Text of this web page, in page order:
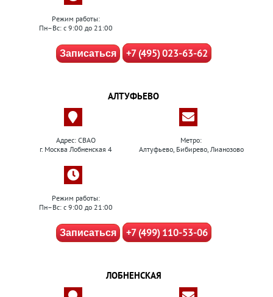
Режим работы:
Пн–Вс: с 9:00 до 21:00
Записаться +7 (495) 023-63-62
АЛТУФЬЕВО
Адрес: СВАО
г. Москва Лобненская 4
Метро:
Алтуфьево, Бибирево, Лианозово
Режим работы:
Пн–Вс: с 9:00 до 21:00
Записаться +7 (499) 110-53-06
ЛОБНЕНСКАЯ